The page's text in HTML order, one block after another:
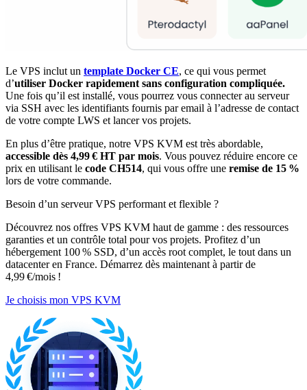
Le VPS inclut un template Docker CE, ce qui vous permet
d’utiliser Docker rapidement sans configuration compliquée.
Une fois qu’il est installé, vous pourrez vous connecter au serveur
via SSH avec les identifiants fournis par email à l’adresse de contact
de votre compte LWS et lancer vos projets.
En plus d’être pratique, notre VPS KVM est très abordable,
accessible dès 4,99 € HT par mois. Vous pouvez réduire encore ce
prix en utilisant le code CH514, qui vous offre une remise de 15 %
lors de votre commande.
Besoin d’un serveur VPS performant et flexible ?
Découvrez nos offres VPS KVM haut de gamme : des ressources
garanties et un contrôle total pour vos projets. Profitez d’un
hébergement 100 % SSD, d’un accès root complet, le tout dans un
datacenter en France. Démarrez dès maintenant à partir de
4,99 €/mois !
Je choisis mon VPS KVM